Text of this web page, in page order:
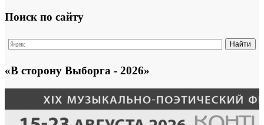
Поиск по сайту
«В сторону Выборга - 2026»